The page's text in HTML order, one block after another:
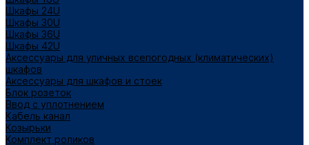
Шкафы 24U
Шкафы 30U
Шкафы 36U
Шкафы 42U
Аксессуары для уличных всепогодных (климатических)
шкафов
Аксессуары для шкафов и стоек
Блок розеток
Ввод с уплотнением
Кабель канал
Козырьки
Комплект роликов